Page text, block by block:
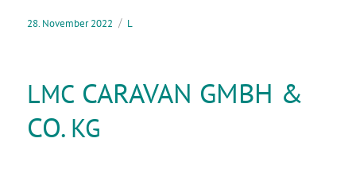
28. November 2022 L
LMC CARAVAN GMBH &
CO. KG